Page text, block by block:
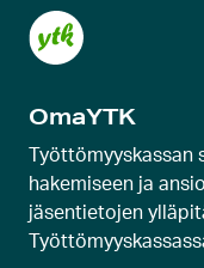
OmaYTK
hakemiseen ja
jäsentietojen